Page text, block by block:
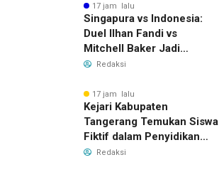
17 jam lalu
Singapura vs Indonesia:
Duel Ilhan Fandi vs
Mitchell Baker Jadi
Sorotan di Piala AFF 2026
Redaksi
17 jam lalu
Kejari Kabupaten
Tangerang Temukan Siswa
Fiktif dalam Penyidikan
Dana BOP PKBM
Redaksi